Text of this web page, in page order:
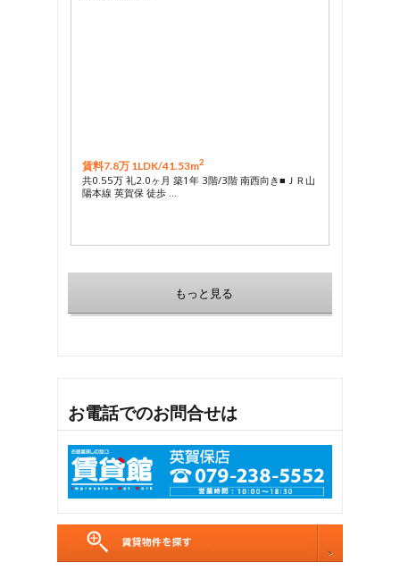
賃料7.8万 1LDK/41.53m2
共0.55万 礼2.0ヶ月 築1年 3階/3階 南西向き■ＪＲ山
陽本線 英賀保 徒歩 …
もっと見る
お電話でのお問合せは